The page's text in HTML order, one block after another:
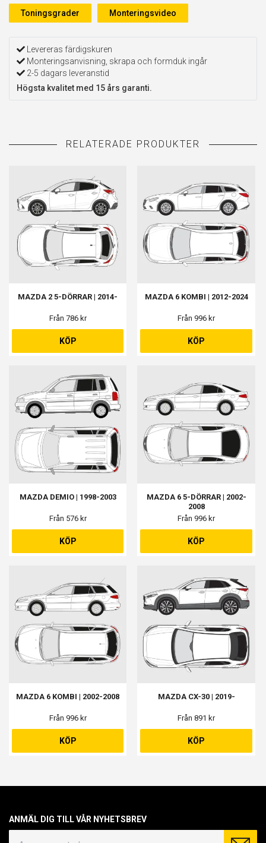
Toningsgrader Monteringsvideo
Levereras färdigskuren
Monteringsanvisning, skrapa och formduk ingår
2-5 dagars leveranstid
Högsta kvalitet med 15 års garanti.
MAZDA 2 5-DÖRRAR | 2014-
Från 786 kr
KÖP
MAZDA 6 KOMBI | 2012-2024
Från 996 kr
KÖP
MAZDA DEMIO | 1998-2003
Från 576 kr
KÖP
MAZDA 6 5-DÖRRAR | 2002-
2008
Från 996 kr
KÖP
MAZDA 6 KOMBI | 2002-2008
Från 996 kr
KÖP
MAZDA CX-30 | 2019-
Från 891 kr
KÖP
ANMÄL DIG TILL VÅR NYHETSBREV